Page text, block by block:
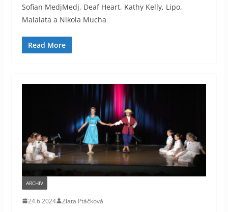
Sofian MedjMedj, Deaf Heart, Kathy Kelly, Lipo,
Malalata a Nikola Mucha
Read More
ARCHIV
24.6.2024 Zlata Ptáčková